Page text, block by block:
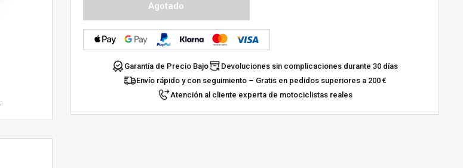
Agotado
Garantía de Precio Bajo
Devoluciones sin complicaciones durante 30 días
Envío rápido y con seguimiento – Gratis en pedidos superiores a 200 €
Atención al cliente experta de motociclistas reales